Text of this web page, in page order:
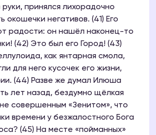
руки, принялся лихорадочно
окошечки негативов. (41) Его
радости: он нашёл наконец-то
(42) Это был его Город! (43)
как янтарная смола,
для него кусочек его жизни,
(44) Разве же думал Илюша
лет назад, бездумно щёлкая
совершенным «Зенитом», что
времени у безжалостного Бога
(45) На месте «пойманных»